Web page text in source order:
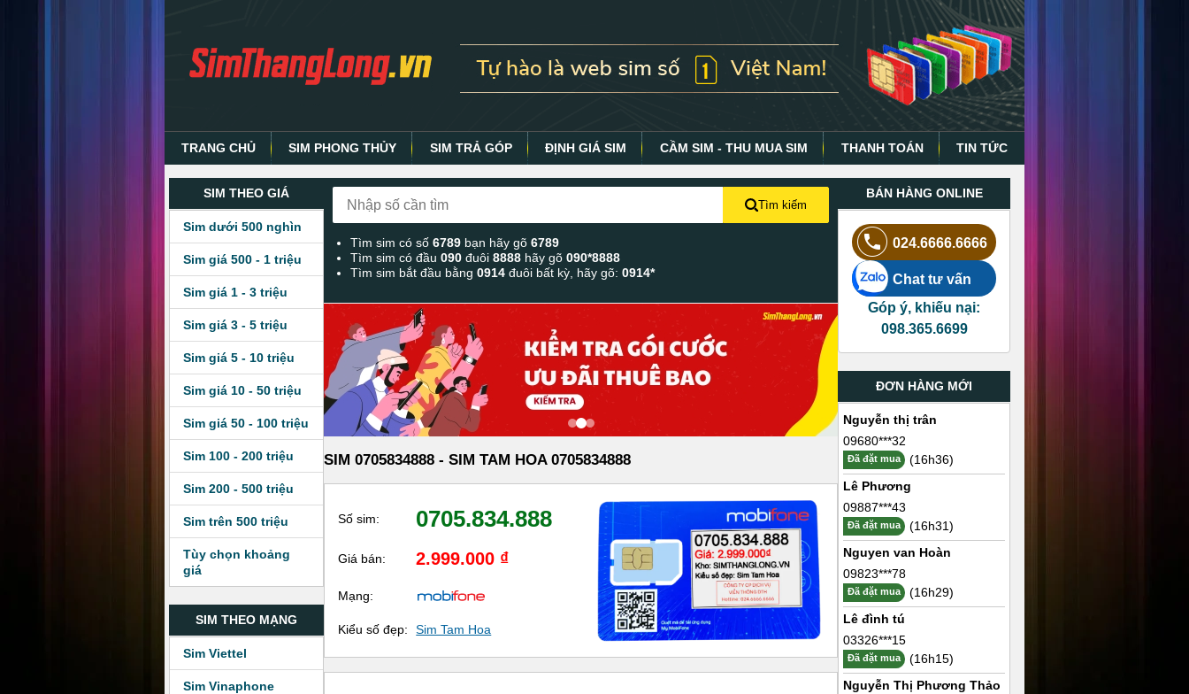
TRANG CHỦ SIM PHONG THỦY SIM TRẢ GÓP ĐỊNH GIÁ SIM CẦM SIM - THU MUA SIM THANH TOÁN TIN TỨC
SIM THEO GIÁ
Sim dưới 500 nghìn
Sim giá 500 - 1 triệu
Sim giá 1 - 3 triệu
Sim giá 3 - 5 triệu
Sim giá 5 - 10 triệu
Sim giá 10 - 50 triệu
Sim giá 50 - 100 triệu
Sim 100 - 200 triệu
Sim 200 - 500 triệu
Sim trên 500 triệu
Tùy chọn khoảng
giá
SIM THEO MẠNG
Sim Viettel
Sim Vinaphone
Tìm kiếm
Tìm sim có số6789 bạn hãy gõ6789
Tìm sim có đầu090đuôi8888 hãy gõ090*8888
Tìm sim bắt đầu bằng0914 đuôi bất kỳ, hãy gõ:0914*
SIM 0705834888 - SIM TAM HOA 0705834888
Số sim: 0705.834.888
Giá bán: 2.999.000 ₫
Mạng:
Kiểu số đẹp: Sim Tam Hoa
BÁN HÀNG ONLINE
024.6666.6666
Chat tư vấn
Góp ý, khiếu nại:
098.365.6699
ĐƠN HÀNG MỚI
Nguyễn thị trân
09680***32
Đã đặt mua
(16h36)
Lê Phương
09887***43
Đã đặt mua
(16h31)
Nguyen van Hoàn
09823***78
Đã đặt mua
(16h29)
Lê đình tú
03326***15
Đã đặt mua
(16h15)
Nguyễn Thị Phương Thảo